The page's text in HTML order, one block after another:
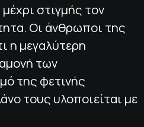
στιγμής τον
Οι άνθρωποι της
η μεγαλύτερη
των
της φετινής
τους υλοποιείται με